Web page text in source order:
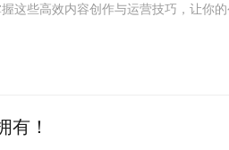
这些高效内容创作与运营技巧，让你的
有！